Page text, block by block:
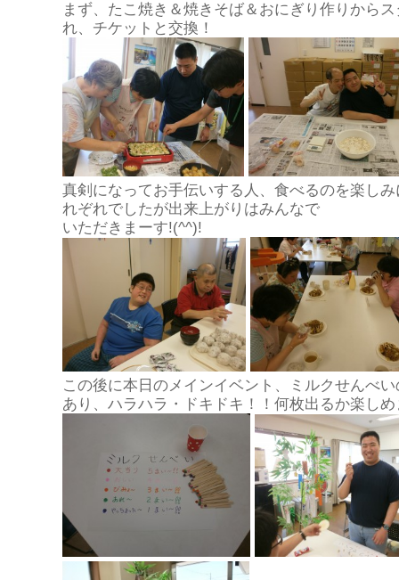
まず、たこ焼き＆焼きそば＆おにぎり作りから
れ、チケットと交換！
真剣になってお手伝いする人、食べるのを楽し
れぞれでしたが出来上がりはみんなで
いただきまーす!(^^)!
この後に本日のメインイベント、ミルクせんべ
あり、ハラハラ・ドキドキ！！何枚出るか楽し